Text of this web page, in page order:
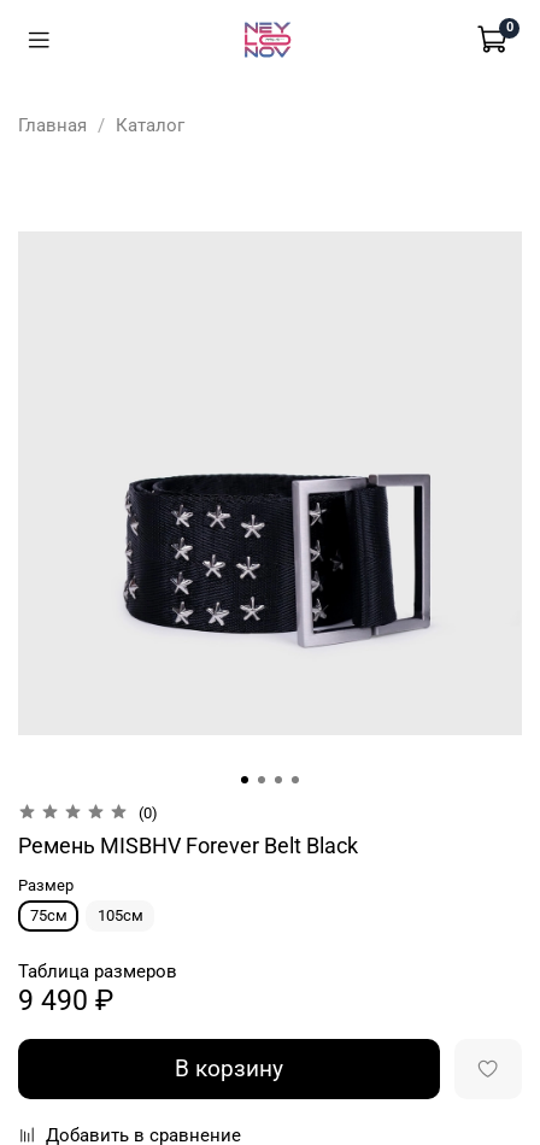
0
Главная Каталог
(0)
Ремень MISBHV Forever Belt Black
Размер
75см
105см
Таблица размеров
9 490 ₽
В корзину
Добавить в сравнение